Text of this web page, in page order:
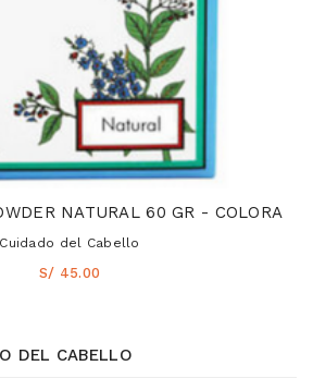
DEL CABELLO
NATURAL 60 GR - COLORA
Cuidado del Cabello
S/ 45.00